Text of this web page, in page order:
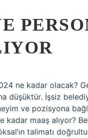
ne kadar olacak?
düşüktür. İşsiz
ve pozisyona
kadar maaş alıyor?
talimatı